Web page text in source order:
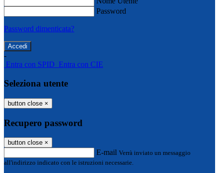
Password
Password dimenticata?
-
Entra con SPID Entra con CIE
Seleziona utente
button close ×
Recupero password
button close ×
E-mail Verrà inviato un messaggio
all'indirizzo indicato con le istruzioni necessarie.